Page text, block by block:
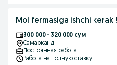
Mol fermasiga ishchi kerak !
300 000 - 320 000 сум
Самарканд
Постоянная работа
Работа на полную ставку